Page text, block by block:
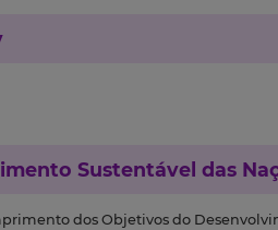
Sustentável das
dos Objetivos do